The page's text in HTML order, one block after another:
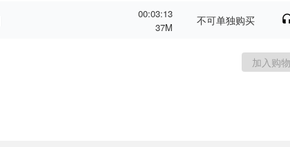
00:03:13
37M
不可单独购买